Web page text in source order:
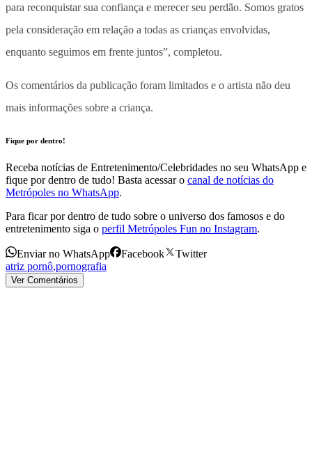
para reconquistar sua confiança e merecer seu perdão. Somos gratos
pela consideração em relação a todas as crianças envolvidas,
enquanto seguimos em frente juntos”, completou.
Os comentários da publicação foram limitados e o artista não deu
mais informações sobre a criança.
Fique por dentro!
Receba notícias de Entretenimento/Celebridades no seu WhatsApp e
fique por dentro de tudo! Basta acessar o canal de notícias do
Metrópoles no WhatsApp.
Para ficar por dentro de tudo sobre o universo dos famosos e do
entretenimento siga o perfil Metrópoles Fun no Instagram.
Enviar no WhatsApp Facebook
Twitter
atriz pornô,pornografia
Ver Comentários